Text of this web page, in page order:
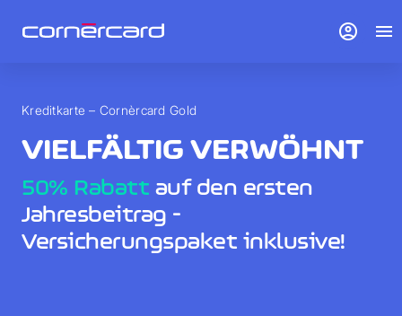
Kreditkarte – Cornèrcard Gold
VIELFÄLTIG VERWÖHNT
50% Rabatt auf den ersten
Jahresbeitrag -
Versicherungspaket inklusive!
account_circle menu